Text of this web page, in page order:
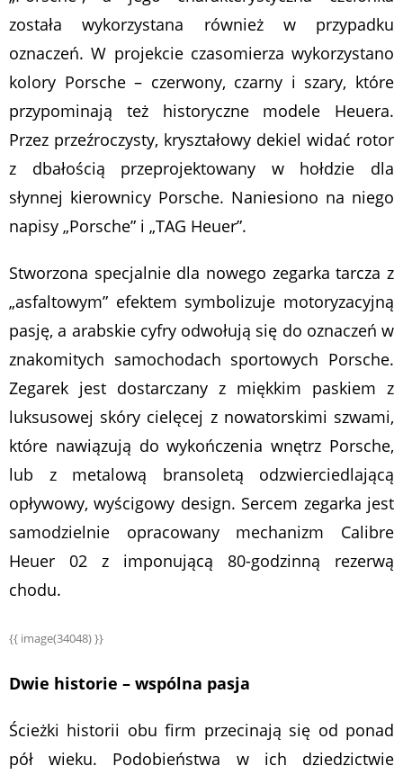
została wykorzystana również w przypadku
oznaczeń. W projekcie czasomierza wykorzystano
kolory Porsche – czerwony, czarny i szary, które
przypominają też historyczne modele Heuera.
Przez przeźroczysty, kryształowy dekiel widać rotor
z dbałością przeprojektowany w hołdzie dla
słynnej kierownicy Porsche. Naniesiono na niego
napisy „Porsche” i „TAG Heuer”.
Stworzona specjalnie dla nowego zegarka tarcza z
„asfaltowym” efektem symbolizuje motoryzacyjną
pasję, a arabskie cyfry odwołują się do oznaczeń w
znakomitych samochodach sportowych Porsche.
Zegarek jest dostarczany z miękkim paskiem z
luksusowej skóry cielęcej z nowatorskimi szwami,
które nawiązują do wykończenia wnętrz Porsche,
lub z metalową bransoletą odzwierciedlającą
opływowy, wyścigowy design. Sercem zegarka jest
samodzielnie opracowany mechanizm Calibre
Heuer 02 z imponującą 80-godzinną rezerwą
chodu.
{{ image(34048) }}
Dwie historie – wspólna pasja
Ścieżki historii obu firm przecinają się od ponad
pół wieku. Podobieństwa w ich dziedzictwie